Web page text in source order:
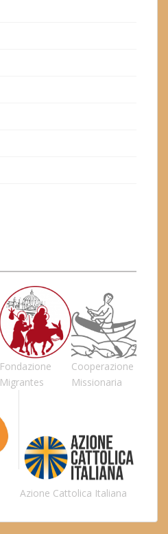
Fondazione
Migrantes
Cooperazione
Missionaria
Azione Cattolica Italiana